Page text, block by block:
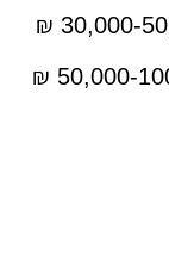
בתים גדולים (מעל 250 מ"ר): 50,000-100,000 ₪